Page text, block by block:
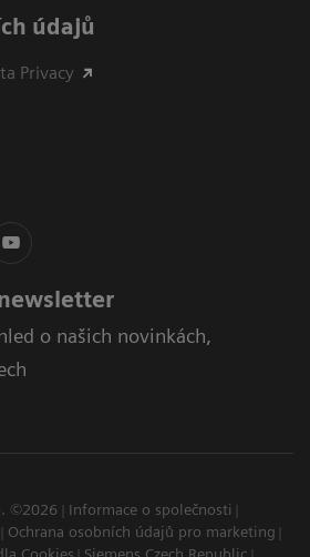
údajů
Privacy
o našich novinkách,
©2026
Informace o společnosti
Ochrana osobních údajů pro marketing